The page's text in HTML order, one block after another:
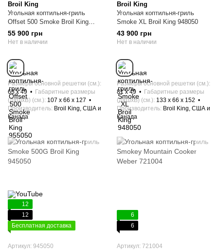
Broil King
Угольная коптильня-гриль
Offset 500 Smoke Broil King
955050
55 900 грн
Нет в наличии
Размеры основной решетки (см.)
65 х 49
Габаритные размеры
(ДхШхВ) (см.) 107 x 66 x 127
Производитель Broil King, США и
Канада
Broil King
Угольная коптильня-гриль
Smoke XL Broil King 948050
43 900 грн
Нет в наличии
Размеры основной решетки (см.)
81 х 49
Габаритные размеры
(ДхШхВ) (см.) 133 x 66 x 152
Производитель Broil King, США и
Канада
12
12
Бесплатная доставка
Артикул: 945050
6
6
Артикул: 721004